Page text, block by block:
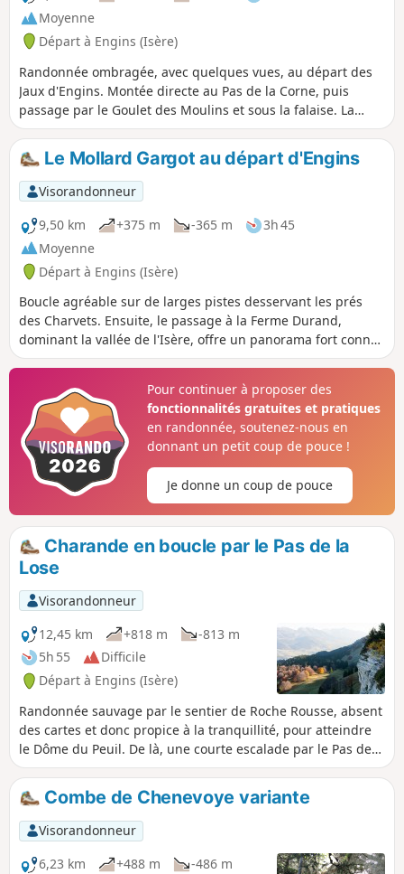
Moyenne
Départ à Engins (Isère)
Randonnée ombragée, avec quelques vues, au départ des
Jaux d'Engins. Montée directe au Pas de la Corne, puis
passage par le Goulet des Moulins et sous la falaise. La
descente s'effectue par le Défilé du Coulou et le classique
Pas du Curé pour revenir aux Jaux d'Engins via le barrage.
Le Mollard Gargot au départ d'Engins
Visorandonneur
9,50 km
+375 m -365 m
3h 45
Moyenne
Départ à Engins (Isère)
Boucle agréable sur de larges pistes desservant les prés
des Charvets. Ensuite, le passage à la Ferme Durand,
dominant la vallée de l'Isère, offre un panorama fort connu
des Grenoblois.
Pour continuer à proposer des
fonctionnalités gratuites et pratiques
en randonnée, soutenez-nous en
donnant un petit coup de pouce !
Je donne un coup de pouce
Charande en boucle par le Pas de la
Lose
Visorandonneur
12,45 km
+818 m
-813 m
5h 55
Difficile
Départ à Engins (Isère)
Randonnée sauvage par le sentier de Roche Rousse, absent
des cartes et donc propice à la tranquillité, pour atteindre
le Dôme du Peuil. De là, une courte escalade par le Pas de
la Loze vous amènera sur le plateau de la Molière, plus
fréquenté, où vous pourrez profiter d'un superbe panorama
sur les massifs Grenoblois. Le Pas de l'Ours vous permettra
d'accéder à la crête de Charande, idéal point de vue sur le
Vercors au coucher du Soleil. Le retour s'effectue par un
chemin facile en sous-bois.
Combe de Chenevoye variante
Visorandonneur
6,23 km
+488 m
-486 m